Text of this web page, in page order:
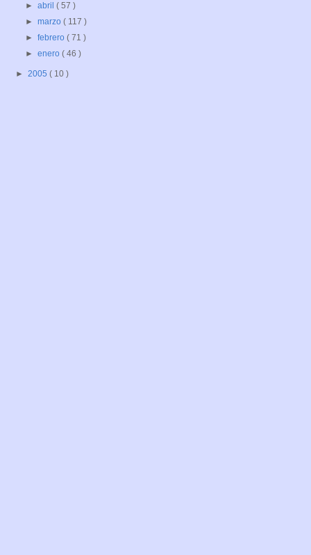
►abril( 57 )
►marzo( 117 )
►febrero( 71 )
►enero( 46 )
► 2005 ( 10 )